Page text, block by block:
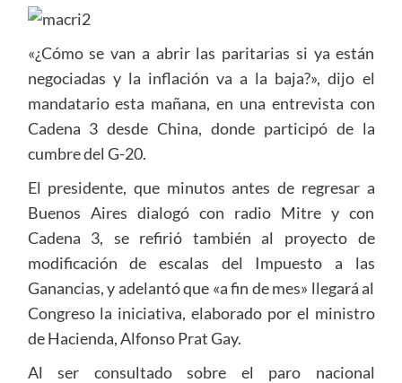
«¿Cómo se van a abrir las paritarias si ya están
negociadas y la inflación va a la baja?», dijo el
mandatario esta mañana, en una entrevista con
Cadena 3 desde China, donde participó de la
cumbre del G-20.
El presidente, que minutos antes de regresar a
Buenos Aires dialogó con radio Mitre y con
Cadena 3, se refirió también al proyecto de
modificación de escalas del Impuesto a las
Ganancias, y adelantó que «a fin de mes» llegará al
Congreso la iniciativa, elaborado por el ministro
de Hacienda, Alfonso Prat Gay.
Al ser consultado sobre el paro nacional